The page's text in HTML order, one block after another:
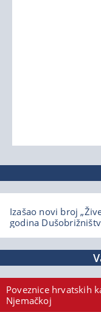
Izašao novi broj
godina
Poveznice hrvatskih
Njemačkoj